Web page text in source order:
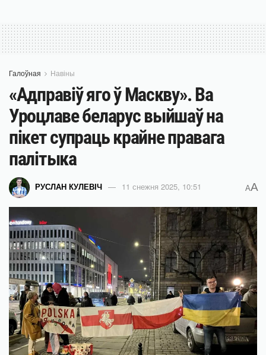
Галоўная Навіны
«Адправіў яго ў Маскву». Ва
Уроцлаве беларус выйшаў на
пікет супраць крайне правага
палітыка
РУСЛАН КУЛЕВІЧ 11 снежня 2025, 10:51 AA